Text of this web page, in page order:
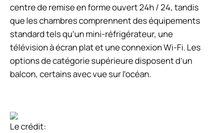
centre de remise en forme ouvert 24h / 24, tandis
que les chambres comprennent des équipements
standard tels qu’un mini-réfrigérateur, une
télévision à écran plat et une connexion Wi-Fi. Les
options de catégorie supérieure disposent d’un
balcon, certains avec vue sur l’océan.
Le crédit: